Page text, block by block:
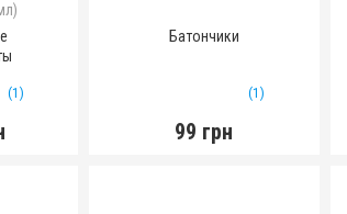
(1)
Батончики
(1)
99 грн